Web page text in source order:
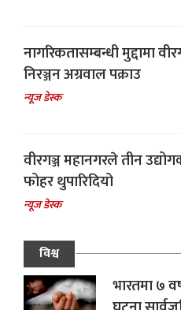
नागरिकतासम्बन्धी मुद्दामा
निरञ्जन अग्रवाल पक्राउ
न्यूज डेस्क
वीरगञ्ज महानगरले तीन
फोहर थुपारिदियो
न्यूज डेस्क
विश्व
भारतमा ७